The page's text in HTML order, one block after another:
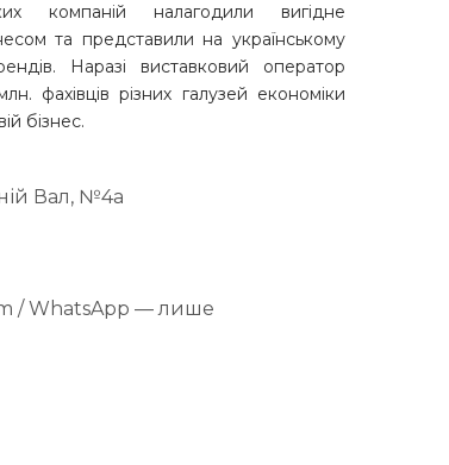
компаній налагодили вигідне
та представили на українському
Наразі виставковий оператор
фахівців різних галузей економіки
бізнес.
Вал, №4а
/ WhatsApp — лише